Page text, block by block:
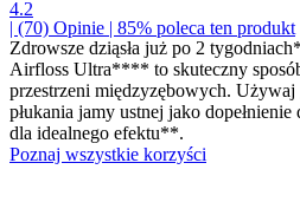
4.2
| (70) Opinie | 85% poleca ten produkt
Zdrowsze dziąsła już po 2 tygodniach*
Airfloss Ultra**** to skuteczny
przestrzeni międzyzębowych. Używaj
płukania jamy ustnej jako
dla idealnego efektu**.
Poznaj wszystkie korzyści